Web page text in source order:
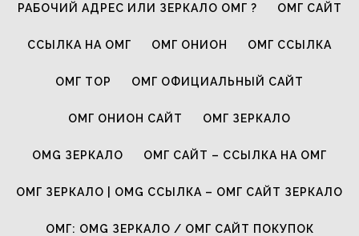
РАБОЧИЙ АДРЕС ИЛИ ЗЕРКАЛО ОМГ ? ОМГ САЙТ
ССЫЛКА НА ОМГ ОМГ ОНИОН ОМГ ССЫЛКА
ОМГ ТОР ОМГ ОФИЦИАЛЬНЫЙ САЙТ
ОМГ ОНИОН САЙТ ОМГ ЗЕРКАЛО
OMG ЗЕРКАЛО ОМГ САЙТ – ССЫЛКА НА ОМГ
ОМГ ЗЕРКАЛО | OMG ССЫЛКА – ОМГ САЙТ ЗЕРКАЛО
ОМГ: OMG ЗЕРКАЛО / ОМГ САЙТ ПОКУПОК